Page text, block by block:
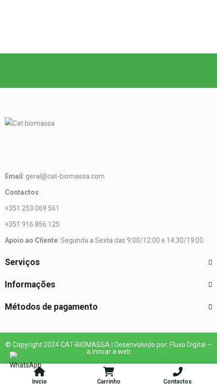
Início Carrinho Contactos
Email : geral@cat-biomassa.com
Contactos:
+351 253 069 561
+351 916 856 125
Apoio ao Cliente: Segunda a Sexta das 9:00/12:00 e 14:30/19:00
Serviços
Informações
Métodos de pagamento
© Copyright 2024 CAT-BIOMASSA | Desenvolvido por: Fluxo Digital –
a inovar a web